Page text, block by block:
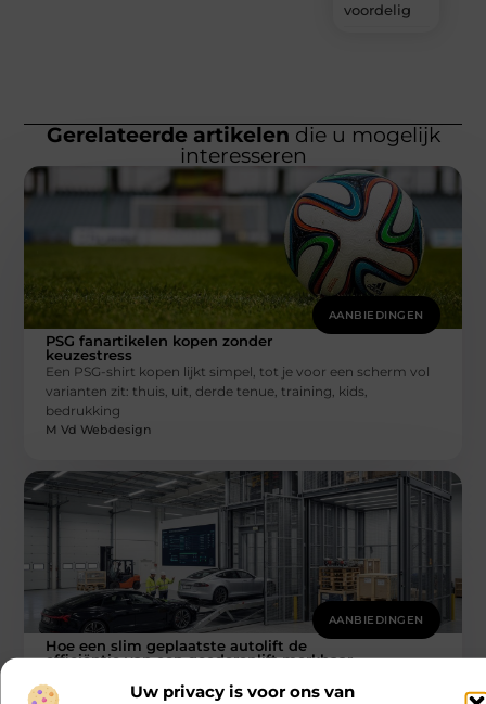
Uw privacy is voor ons van
voordelig
Gerelateerde artikelen die u mogelijk
interesseren
AANBIEDINGEN
PSG fanartikelen kopen zonder
keuzestress
Een PSG-shirt kopen lijkt simpel, tot je voor een scherm vol
varianten zit: thuis, uit, derde tenue, training, kids,
bedrukking
M Vd Webdesign
AANBIEDINGEN
Hoe een slim geplaatste autolift de
efficiëntie van een goederenlift merkbaar
Stel je voor dat leveringen elkaar in de weg zitten bij de